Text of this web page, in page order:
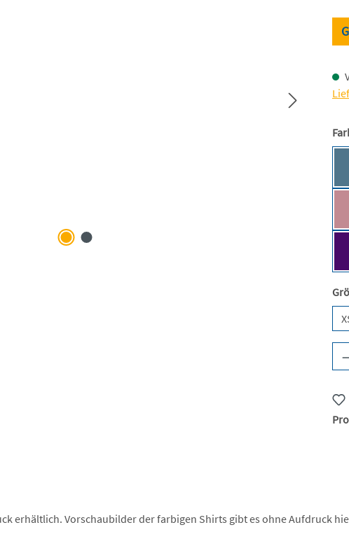
erhältlich. Vorschaubilder der farbigen Shirts gibt es ohne Aufdruck